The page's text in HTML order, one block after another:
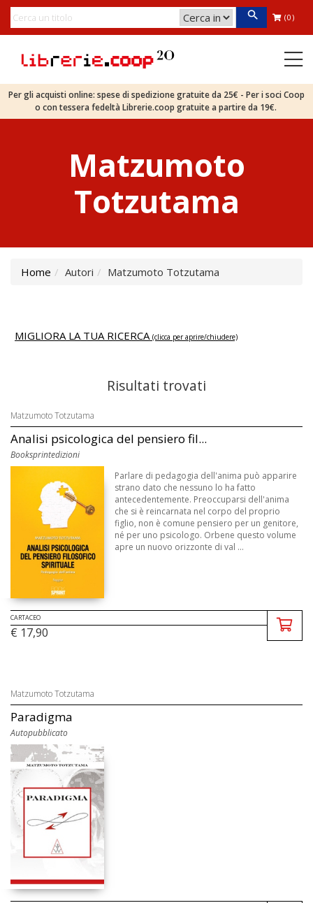
(0)
Per gli acquisti online: spese di spedizione gratuite da 25€ - Per i soci Coop
o con tessera fedeltà Librerie.coop gratuite a partire da 19€.
Matzumoto
Totzutama
Home Autori Matzumoto Totzutama
MIGLIORA LA TUA RICERCA (clicca per aprire/chiudere)
Risultati trovati
Matzumoto Totzutama
Analisi psicologica del pensiero fil...
Booksprintedizioni
Parlare di pedagogia dell'anima può apparire
strano dato che nessuno lo ha fatto
antecedentemente. Preoccuparsi dell'anima
che si è reincarnata nel corpo del proprio
figlio, non è comune pensiero per un genitore,
né per uno psicologo. Orbene questo volume
apre un nuovo orizzonte di val ...
CARTACEO
€ 17,90
Matzumoto Totzutama
Paradigma
Autopubblicato